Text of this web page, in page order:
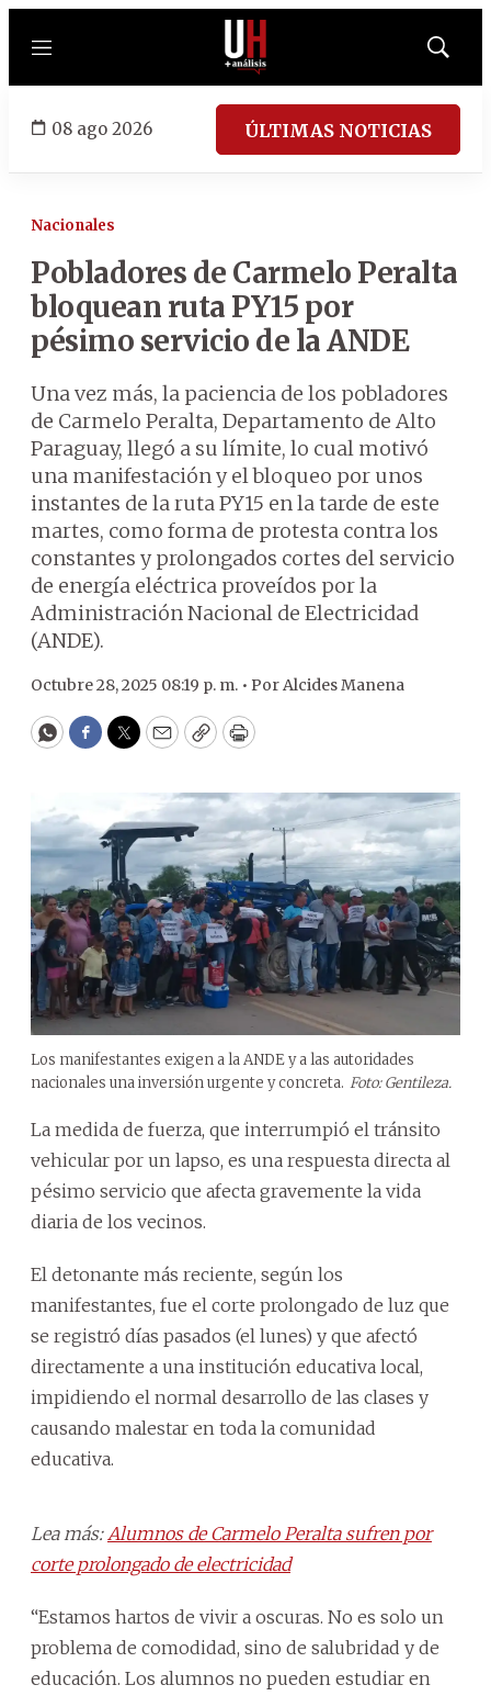
Menú
Mostrar
08 ago 2026 ÚLTIMAS NOTICIAS
Nacionales
Pobladores de Carmelo Peralta
bloquean ruta PY15 por
pésimo servicio de la ANDE
Una vez más, la paciencia de los pobladores
de Carmelo Peralta, Departamento de Alto
Paraguay, llegó a su límite, lo cual motivó
una manifestación y el bloqueo por unos
instantes de la ruta PY15 en la tarde de este
martes, como forma de protesta contra los
constantes y prolongados cortes del servicio
de energía eléctrica proveídos por la
Administración Nacional de Electricidad
(ANDE).
Octubre 28, 2025 08:19 p. m. • PorAlcides Manena
WhatsApp
Facebook
Twitter
EmailCopyPrint
Los manifestantes exigen a la ANDE y a las autoridades
nacionales una inversión urgente y concreta. Foto: Gentileza.
La medida de fuerza, que interrumpió el tránsito
vehicular por un lapso, es una respuesta directa al
pésimo servicio que afecta gravemente la vida
diaria de los vecinos.
El detonante más reciente, según los
manifestantes, fue el corte prolongado de luz que
se registró días pasados (el lunes) y que afectó
directamente a una institución educativa local,
impidiendo el normal desarrollo de las clases y
causando malestar en toda la comunidad
educativa.
Lea más: Alumnos de Carmelo Peralta sufren por
corte prolongado de electricidad
“Estamos hartos de vivir a oscuras. No es solo un
problema de comodidad, sino de salubridad y de
educación. Los alumnos no pueden estudiar en